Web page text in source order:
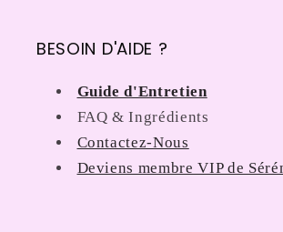
BESOIN D'AIDE ?
Guide d'Entretien
FAQ & Ingrédients
Contactez-Nous
Deviens membre VIP de